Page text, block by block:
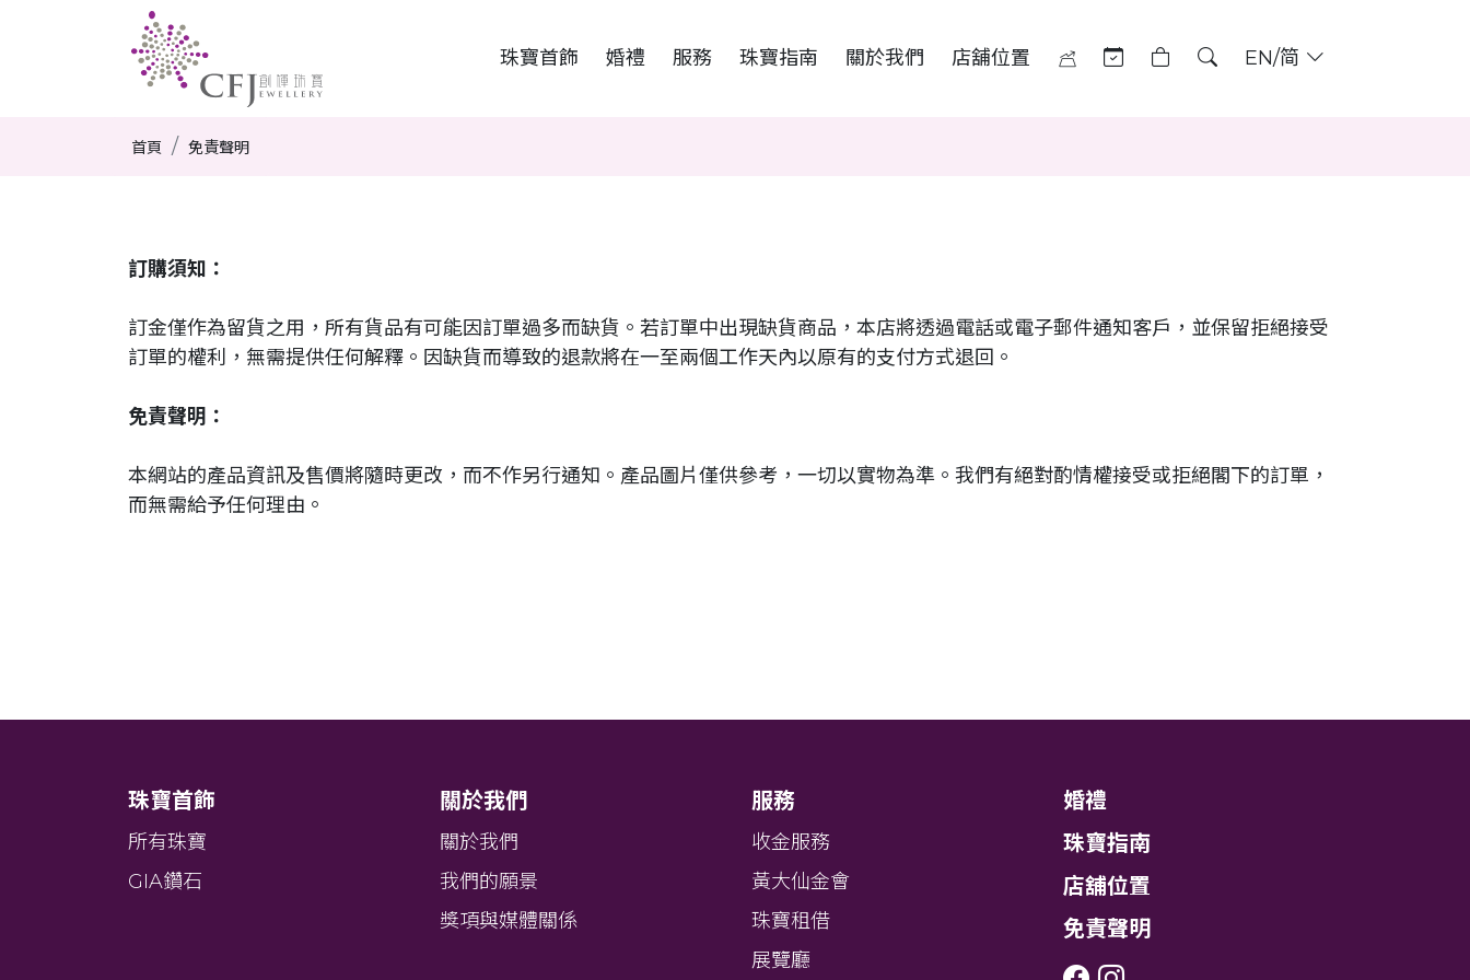
珠寶首飾 婚禮 服務 珠寶指南 關於我們 店舖位置 EN/简
首頁 免責聲明
訂購須知：
訂金僅作為留貨之用，所有貨品有可能因訂單過多而缺貨。若訂單中出現缺貨商品，本店將透過電話或電子郵件通知客戶，並保留拒絕接受
訂單的權利，無需提供任何解釋。因缺貨而導致的退款將在一至兩個工作天內以原有的支付方式退回。
免責聲明：
本網站的產品資訊及售價將隨時更改，而不作另行通知。產品圖片僅供參考，一切以實物為準。我們有絕對酌情權接受或拒絕閣下的訂單，
而無需給予任何理由。
珠寶首飾
所有珠寶
GIA鑽石
關於我們
關於我們
我們的願景
獎項與媒體關係
服務
收金服務
黃大仙金會
珠寶租借
展覽廳
婚禮
珠寶指南
店舖位置
免責聲明